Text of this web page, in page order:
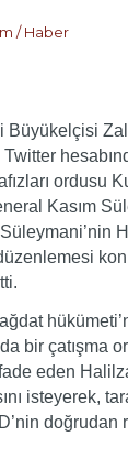
/ Haber
Büyükelçisi
ordusu
Kasım
düzenlemesi
bir çatışma
eden
isteyerek,
doğrudan